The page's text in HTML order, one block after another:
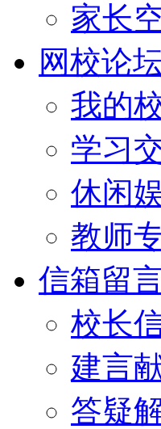
家长
网校论
我的
学习
休闲
教师
信箱留
校长
建言
答疑